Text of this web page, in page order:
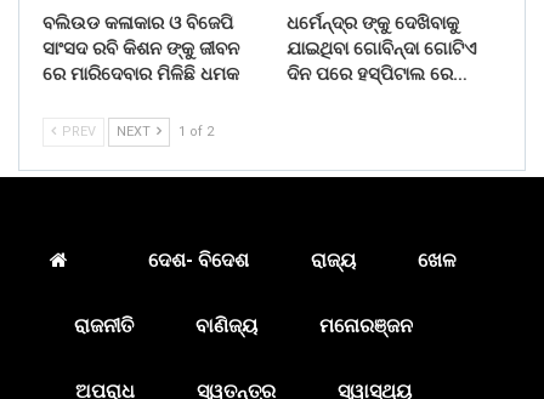
ବଲିଉଡ କଳାକାର ଓ ବିଜେପି
ସାଂସଦ ରବି କିଶନ ଙ୍କୁ ଜୀବନ
ରେ ମାରିଦେବାର ମିଳିଛି ଧମକ
ଧର୍ମେନ୍ଦ୍ର ଙ୍କୁ ଦେଖିବାକୁ
ଯାଇଥିବା ଗୋବିନ୍ଦା ଗୋଟିଏ
ଦିନ ପରେ ହସ୍ପିଟାଲ ରେ…
PREV NEXT 1 of 2
ଦେଶ- ବିଦେଶ ରାଜ୍ୟ ଖେଳ
ରାଜନୀତି ବାଣିଜ୍ୟ ମନୋରଞ୍ଜନ
ଅପରାଧ ସ୍ୱତନ୍ତ୍ର ସ୍ୱାସ୍ଥ୍ୟ